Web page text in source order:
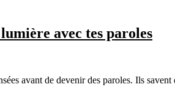
avec tes paroles
avant de devenir des paroles. Ils